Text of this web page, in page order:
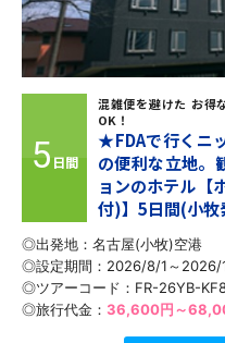
5 日間
混雑便を避けた お得
OK！
★FDAで行くニ
の便利な立地。
ョンのホテル【
付)】5日間(小牧
◎出発地：名古屋(小牧)空港
◎設定期間：2026/8/1～2026/
◎ツアーコード：FR-26YB-
◎旅行代金： 36,600円～